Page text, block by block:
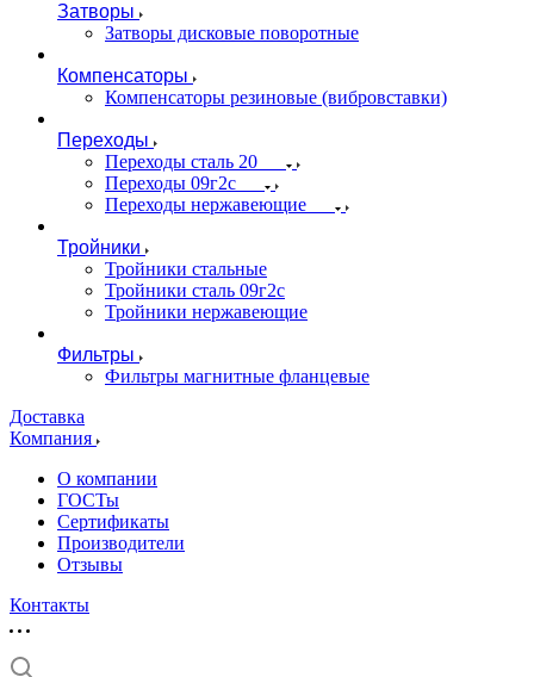
Затворы
Затворы дисковые поворотные
Компенсаторы
Компенсаторы резиновые (вибровставки)
Переходы
Переходы сталь 20
Переходы 09г2с
Переходы нержавеющие
Тройники
Тройники стальные
Тройники сталь 09г2с
Тройники нержавеющие
Фильтры
Фильтры магнитные фланцевые
Доставка
Компания
О компании
ГОСТы
Сертификаты
Производители
Отзывы
Контакты